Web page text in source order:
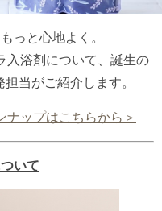
っと心地よく。
入浴剤について、誕生の
当がご紹介します。
ナップはこちらから＞
いて